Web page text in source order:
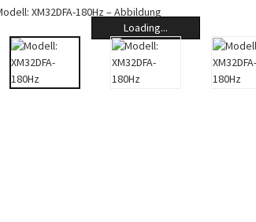
Loading...